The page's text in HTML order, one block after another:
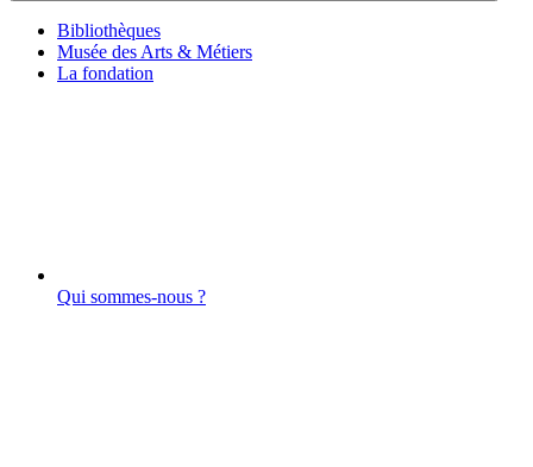
Bibliothèques
Musée des Arts & Métiers
La fondation
Qui sommes-nous ?